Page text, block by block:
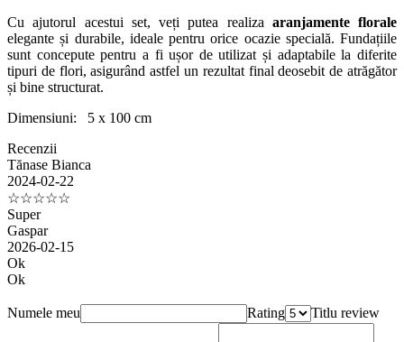
Cu ajutorul acestui set, veți putea realiza aranjamente florale
elegante și durabile, ideale pentru orice ocazie specială. Fundațiile
sunt concepute pentru a fi ușor de utilizat și adaptabile la diferite
tipuri de flori, asigurând astfel un rezultat final deosebit de atrăgător
și bine structurat.
Dimensiuni: 5 x 100 cm
Recenzii
Tănase Bianca
2024-02-22
☆☆☆☆☆
Super
Gaspar
2026-02-15
Ok
Ok
Numele meu Rating Titlu review